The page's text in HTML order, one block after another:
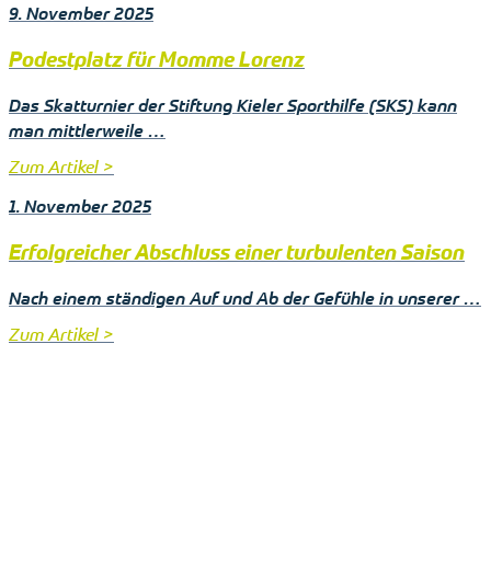
9. November 2025
Podestplatz für Momme Lorenz
Das Skatturnier der Stiftung Kieler Sporthilfe (SKS) kann
man mittlerweile …
Zum Artikel >
1. November 2025
Erfolgreicher Abschluss einer turbulenten Saison
Nach einem ständigen Auf und Ab der Gefühle in unserer …
Zum Artikel >